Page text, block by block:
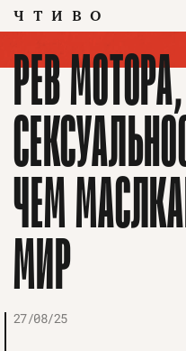
ЧТИВО
РЕВ МОТОРА,
ЧЕМ
МИР
27/08/25